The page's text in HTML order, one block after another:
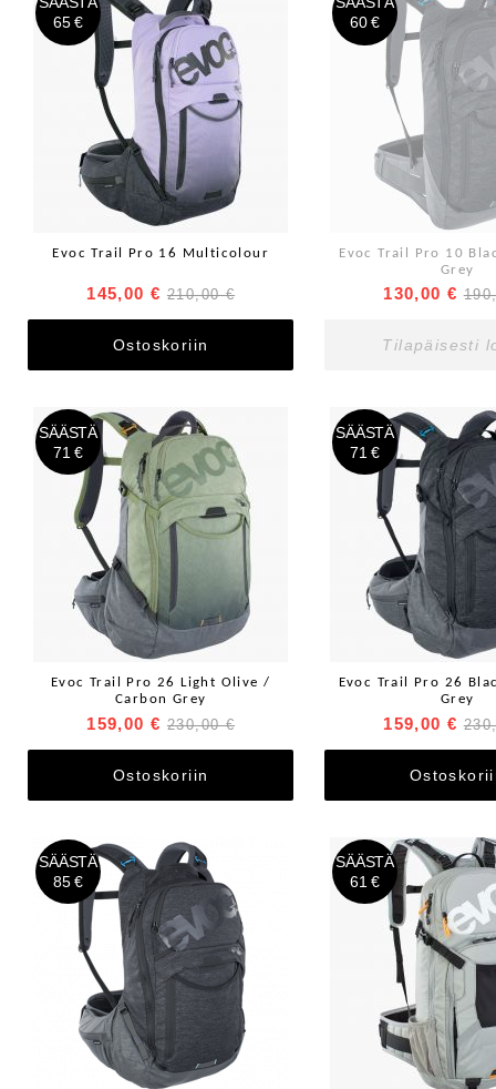
65 €
Evoc Trail Pro 16 Multicolour
145,00 € 210,00 €
Ostoskoriin
60 €
Evoc Trail Pro 10
Grey
130,00 €
Tilapäisesti
SÄÄSTÄ
71 €
Evoc Trail Pro 26 Light Olive /
Carbon Grey
159,00 € 230,00 €
Ostoskoriin
SÄÄSTÄ
71 €
Evoc Trail Pro 26
Grey
159,00 €
SÄÄSTÄ
85 €
SÄÄSTÄ
61 €